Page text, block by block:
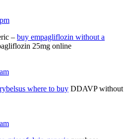
– buy empagliflozin without a
25mg online
rybelsus where to buy DDAVP without